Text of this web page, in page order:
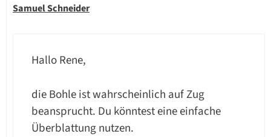
Samuel Schneider
Hallo Rene,
die Bohle ist wahrscheinlich auf Zug
beansprucht. Du könntest eine einfache
Überblattung nutzen.